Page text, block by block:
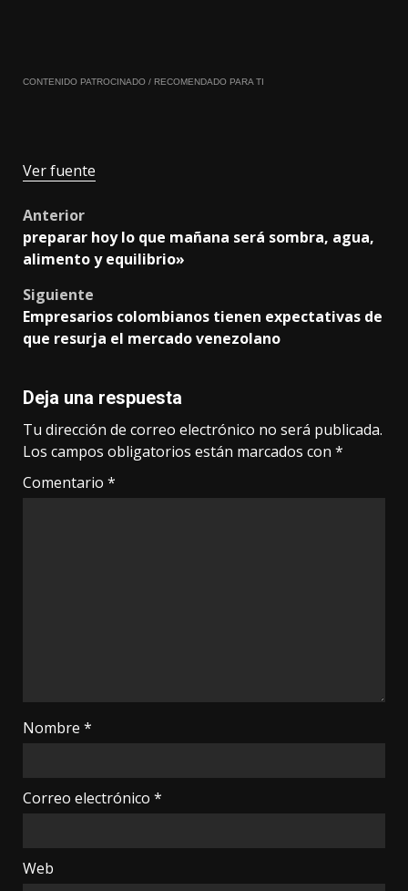
CONTENIDO PATROCINADO / RECOMENDADO PARA TI
Ver fuente
Post
navigation
Anterior
preparar hoy lo que mañana será sombra, agua,
alimento y equilibrio»
Siguiente
Empresarios colombianos tienen expectativas de
que resurja el mercado venezolano
Deja una respuesta
Tu dirección de correo electrónico no será publicada.
Los campos obligatorios están marcados con *
Comentario *
Nombre *
Correo electrónico *
Web